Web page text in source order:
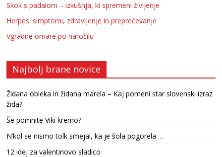
Skok s padalom – izkušnja, ki spremeni življenje
Herpes: simptomi, zdravljenje in preprečevanje
Vgradne omare po naročilu
Najbolj brane novice
Židana obleka in židana marela – Kaj pomeni star slovenski izraz
žida?
Še pomnite Viki kremo?
N’kol se nismo tolk smejal, ka je šola pogorela …
12 idej za valentinovo sladico